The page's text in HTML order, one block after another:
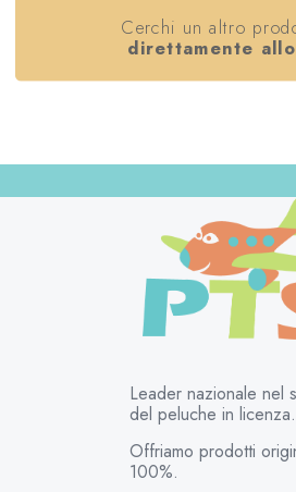
Cerchi un altro
direttamente allo
Leader nazionale nel
del peluche in licenza.
Offriamo prodotti
100%.